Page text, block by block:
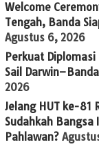
Welcome
Tengah, Banda
Agustus 6, 2026
Perkuat
Sail
2026
Jelang HUT ke-81
Sudahkah
Pahlawan?